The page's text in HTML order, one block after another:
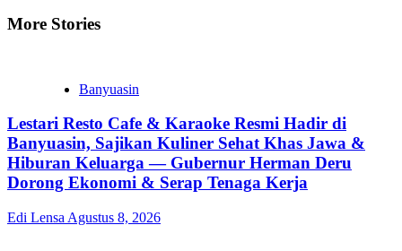
More Stories
Banyuasin
Lestari Resto Cafe & Karaoke Resmi Hadir di
Banyuasin, Sajikan Kuliner Sehat Khas Jawa &
Hiburan Keluarga — Gubernur Herman Deru
Dorong Ekonomi & Serap Tenaga Kerja
Edi Lensa Agustus 8, 2026